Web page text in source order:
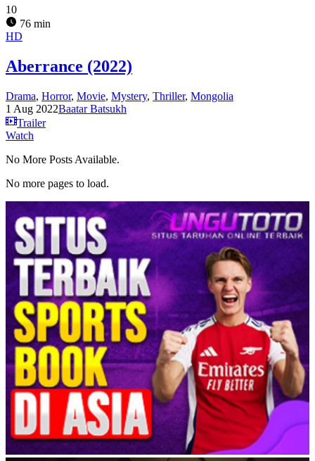
10
76 min
HD
Aberrance (2022)
Drama, Horror, Movie, Mystery, Thriller, Mongolia
1 Aug 2022Baatar Batsukh
Trailer
Watch
No More Posts Available.
No more pages to load.